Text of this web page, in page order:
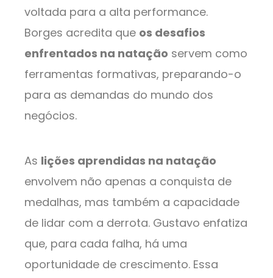
voltada para a alta performance.
Borges acredita que os desafios
enfrentados na natação servem como
ferramentas formativas, preparando-o
para as demandas do mundo dos
negócios.
As lições aprendidas na natação
envolvem não apenas a conquista de
medalhas, mas também a capacidade
de lidar com a derrota. Gustavo enfatiza
que, para cada falha, há uma
oportunidade de crescimento. Essa